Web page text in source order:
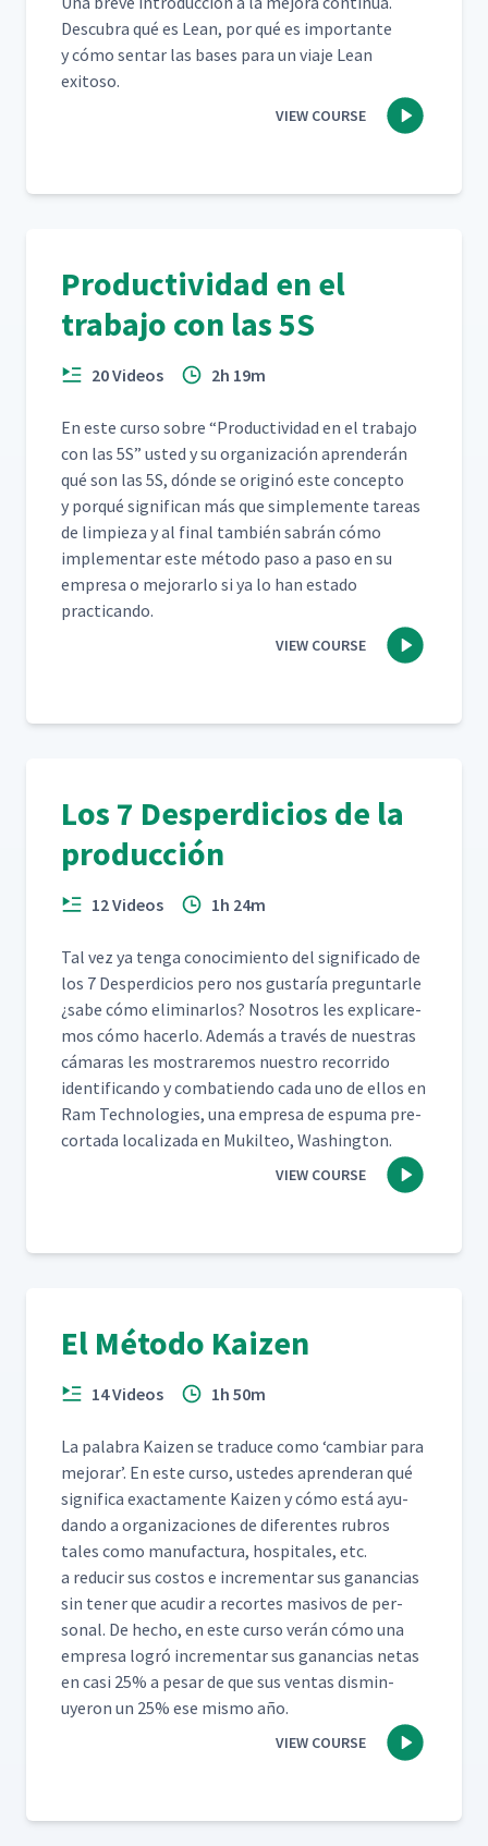
Des­cubra qué es Lean, por qué es impor­tante
y cómo sen­tar las bases para un via­je Lean
exitoso.
VIEW COURSE
Productividad en el
trabajo con las 5S
20 Videos 2h 19m
En este cur­so sobre “Pro­duc­tivi­dad en el tra­ba­jo
con las 5S” ust­ed y su orga­ni­zación apren­derán
qué son las 5S, dónde se orig­inó este con­cep­to
y porqué sig­nif­i­can más que sim­ple­mente tar­eas
de limpieza y al final tam­bién sabrán cómo
imple­men­tar este méto­do paso a paso en su
empre­sa o mejo­rar­lo si ya lo han esta­do
practicando.
VIEW COURSE
Los 7 Desperdicios de la
producción
12 Videos 1h 24m
Tal vez ya ten­ga conocimien­to del sig­nifi­ca­do de
los 7 Des­perdi­cios pero nos gus­taría pre­gun­tar­le
¿sabe cómo elim­i­nar­los? Nosotros les expli­care­
mos cómo hac­er­lo. Además a través de nues­tras
cámaras les mostraremos nue­stro recor­ri­do
iden­ti­f­i­can­do y com­bat­ien­do cada uno de ellos en
Ram Tech­nolo­gies, una empre­sa de espuma pre-
cor­ta­da local­iza­da en Muk­il­teo, Washington.
VIEW COURSE
El Método Kaizen
14 Videos 1h 50m
La pal­abra Kaizen se tra­duce como ‘cam­biar para
mejo­rar’. En este cur­so, ust­edes apren­der­an qué
sig­nifi­ca exac­ta­mente Kaizen y cómo está ayu­
dan­do a orga­ni­za­ciones de difer­entes rubros
tales como man­u­fac­tura, hos­pi­tales, etc.
a reducir sus cos­tos e incre­men­tar sus ganan­cias
sin ten­er que acud­ir a recortes masivos de per­
son­al. De hecho, en este cur­so verán cómo una
empre­sa logró incre­men­tar sus ganan­cias netas
en casi 25% a pesar de que sus ven­tas dis­min­
uyeron un 25% ese mis­mo año.
VIEW COURSE